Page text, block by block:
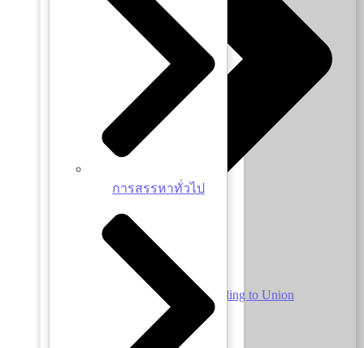
Employment of Staff According to Union
การสรรหาทั่วไป